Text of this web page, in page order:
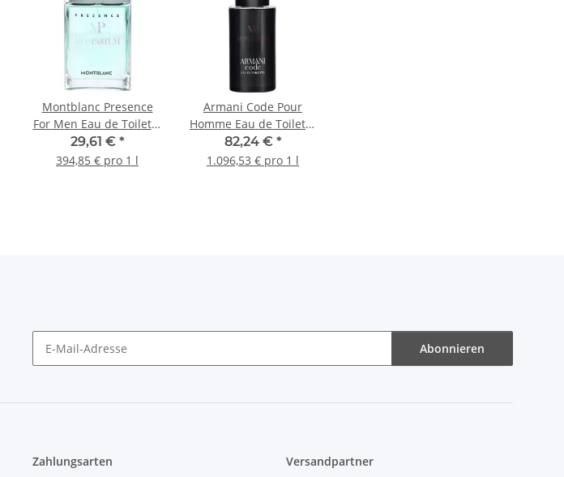
Montblanc Presence
For Men Eau de Toilette
75ml
29,61 € *
394,85 € pro 1 l
Armani Code Pour
Homme Eau de Toilette
75ml
82,24 € *
1.096,53 € pro 1 l
Abonnieren
Zahlungsarten Versandpartner